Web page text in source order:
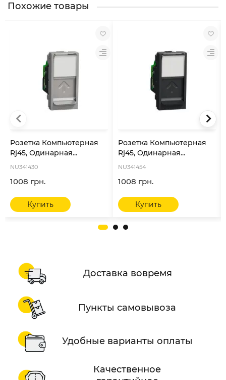
Похожие товары
Розетка Компьютерная
Rj45, Одинарная...
NU341430
1008 грн.
Купить
Розетка Компьютерная
Rj45, Одинарная...
NU341454
1008 грн.
Купить
Доставка вовремя
Пункты самовывоза
Удобные варианты оплаты
Качественное